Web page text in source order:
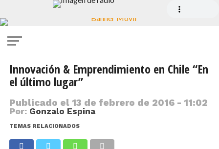
Innovación & Emprendimiento en Chile “En
el último lugar”
Publicado el 13 de febrero de 2016 - 11:02
Por: Gonzalo Espina
TEMAS RELACIONADOS